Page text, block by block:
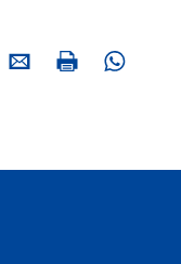
E-mailPrint